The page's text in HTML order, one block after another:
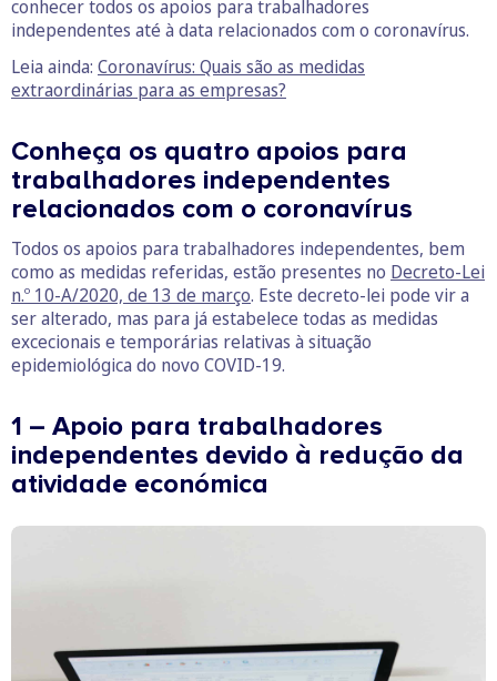
conhecer todos os apoios para trabalhadores
independentes até à data relacionados com o coronavírus.
Leia ainda: Coronavírus: Quais são as medidas
extraordinárias para as empresas?
Conheça os quatro apoios para
trabalhadores independentes
relacionados com o coronavírus
Todos os apoios para trabalhadores independentes, bem
como as medidas referidas, estão presentes no Decreto-Lei
n.º 10-A/2020, de 13 de março. Este decreto-lei pode vir a
ser alterado, mas para já estabelece todas as medidas
excecionais e temporárias relativas à situação
epidemiológica do novo COVID-19.
1 – Apoio para trabalhadores
independentes devido à redução da
atividade económica